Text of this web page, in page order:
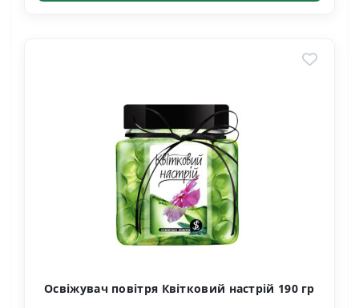
Освіжувач повітря Квітковий настрій 190 гр